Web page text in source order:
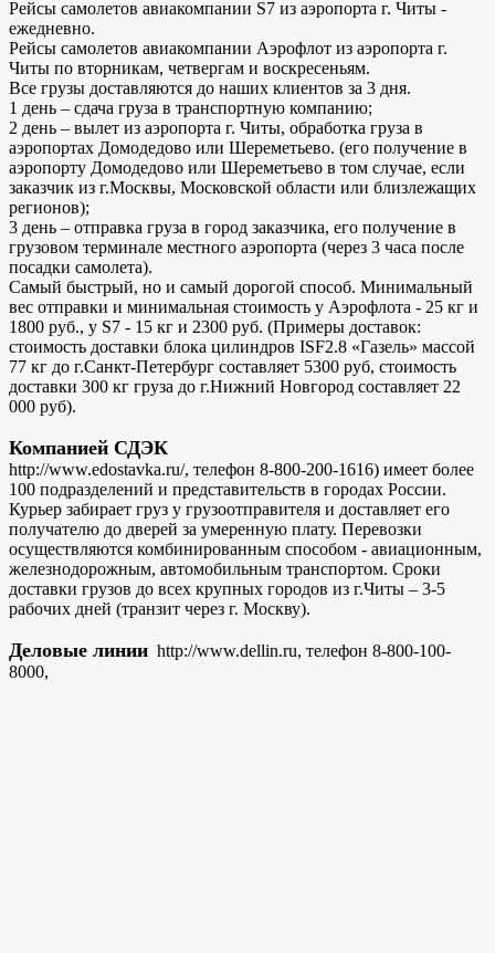
Рейсы самолетов авиакомпании S7 из аэропорта г. Читы -
ежедневно.
Рейсы самолетов авиакомпании Аэрофлот из аэропорта г.
Читы по вторникам, четвергам и воскресеньям.
Все грузы доставляются до наших клиентов за 3 дня.
1 день – сдача груза в транспортную компанию;
2 день – вылет из аэропорта г. Читы, обработка груза в
аэропортах Домодедово или Шереметьево. (его получение в
аэропорту Домодедово или Шереметьево в том случае, если
заказчик из г.Москвы, Московской области или близлежащих
регионов);
3 день – отправка груза в город заказчика, его получение в
грузовом терминале местного аэропорта (через 3 часа после
посадки самолета).
Самый быстрый, но и самый дорогой способ. Минимальный
вес отправки и минимальная стоимость у Аэрофлота - 25 кг и
1800 руб., у S7 - 15 кг и 2300 руб. (Примеры доставок:
стоимость доставки блока цилиндров ISF2.8 «Газель» массой
77 кг до г.Санкт-Петербург составляет 5300 руб, стоимость
доставки 300 кг груза до г.Нижний Новгород составляет 22
000 руб).
Компанией СДЭК
http://www.edostavka.ru/, телефон 8-800-200-1616) имеет более
100 подразделений и представительств в городах России.
Курьер забирает груз у грузоотправителя и доставляет его
получателю до дверей за умеренную плату. Перевозки
осуществляются комбинированным способом - авиационным,
железнодорожным, автомобильным транспортом. Сроки
доставки грузов до всех крупных городов из г.Читы – 3-5
рабочих дней (транзит через г. Москву).
Деловые линии http://www.dellin.ru, телефон 8-800-100-
8000,